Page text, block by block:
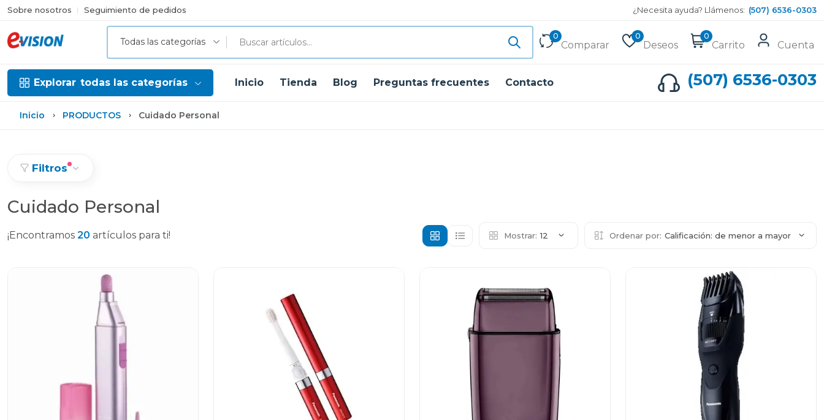
Sobre nosotros Seguimiento de pedidos ¿Necesita ayuda? Llámenos: (507) 6536-0303
Todas las categorías
0
Comparar
0
Deseos
0
Carrito Cuenta
Explorar todas las categorías Inicio Tienda Blog Preguntas frecuentes Contacto (507) 6536-0303
Inicio PRODUCTOS Cuidado Personal
Filtros
Cuidado Personal
¡Encontramos 20 artículos para ti! Mostrar: 12 Ordenar por: Calificación: de menor a mayor